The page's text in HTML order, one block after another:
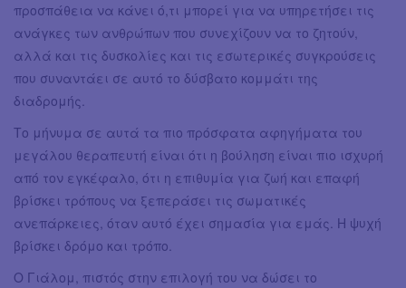
προσπάθεια να κάνει ό,τι μπορεί για να υπηρετήσει τις
ανάγκες των ανθρώπων που συνεχίζουν να το ζητούν,
αλλά και τις δυσκολίες και τις εσωτερικές συγκρούσεις
που συναντάει σε αυτό το δύσβατο κομμάτι της
διαδρομής.
Το μήνυμα σε αυτά τα πιο πρόσφατα αφηγήματα του
μεγάλου θεραπευτή είναι ότι η βούληση είναι πιο ισχυρή
από τον εγκέφαλο, ότι η επιθυμία για ζωή και επαφή
βρίσκει τρόπους να ξεπεράσει τις σωματικές
ανεπάρκειες, όταν αυτό έχει σημασία για εμάς. Η ψυχή
βρίσκει δρόμο και τρόπο.
Ο Γιάλομ, πιστός στην επιλογή του να δώσει το